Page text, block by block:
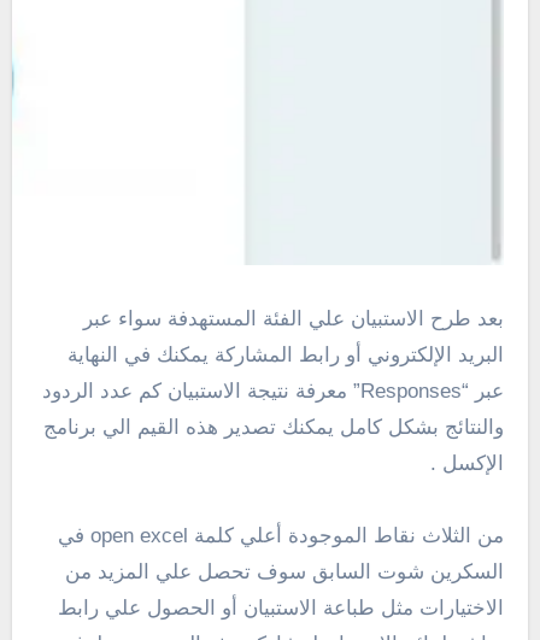
بعد طرح الاستبيان علي الفئة المستهدفة سواء عبر
البريد الإلكتروني أو رابط المشاركة يمكنك في النهاية
عبر “Responses” معرفة نتيجة الاستبيان كم عدد الردود
والنتائج بشكل كامل يمكنك تصدير هذه القيم الي برنامج
الإكسل .
من الثلاث نقاط الموجودة أعلي كلمة open excel في
السكرين شوت السابق سوف تحصل علي المزيد من
الاختيارات مثل طباعة الاستبيان أو الحصول علي رابط